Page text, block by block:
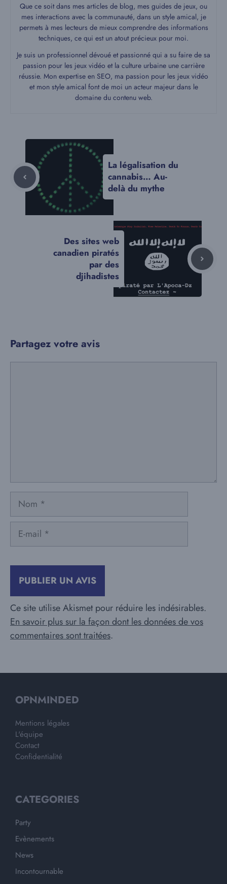
Que ce soit dans mes articles de blog, mes guides de jeux, ou
mes interactions avec la communauté, dans un style amical, je
permets à mes lecteurs de mieux comprendre des informations
techniques, ce qui est un atout précieux pour moi.
Je suis un professionnel dévoué et passionné qui a su faire de sa
passion pour les jeux vidéo et la culture urbaine une carrière
réussie. Mon expertise en SEO, ma passion pour les jeux vidéo
et mon style amical font de moi un acteur majeur dans le
domaine du contenu web.
La légalisation du
cannabis… Au-
delà du mythe
Des sites web
canadien piratés
par des
djihadistes
Partagez votre avis
Nom
mail
Ce site utilise Akismet pour réduire les indésirables.
En savoir plus sur la façon dont les données de vos
commentaires sont traitées.
OPNMINDED
Mentions légales
L'équipe
Contact
Confidentialité
CATEGORIES
Party
Evènements
News
Incontournable